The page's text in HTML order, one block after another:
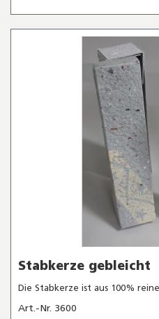
Stabkerze gebleicht
Die Stabkerze ist aus 100%
Art.-Nr. 3600